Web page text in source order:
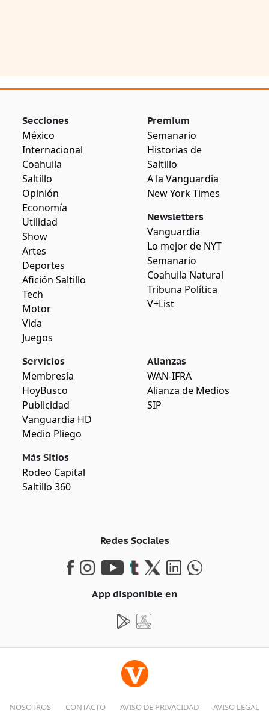
Secciones
México
Internacional
Coahuila
Saltillo
Opinión
Economía
Utilidad
Show
Artes
Deportes
Afición Saltillo
Tech
Motor
Vida
Juegos
Premium
Semanario
Historias de
Saltillo
A la Vanguardia
New York Times
Newsletters
Vanguardia
Lo mejor de NYT
Semanario
Coahuila Natural
Tribuna Política
V+List
Servicios
Membresía
HoyBusco
Publicidad
Vanguardia HD
Medio Pliego
Más Sitios
Rodeo Capital
Saltillo 360
Alianzas
WAN-IFRA
Alianza de Medios
SIP
Redes Sociales
App disponible en
NOSOTROS CONTACTO AVISO DE PRIVACIDAD AVISO LEGAL